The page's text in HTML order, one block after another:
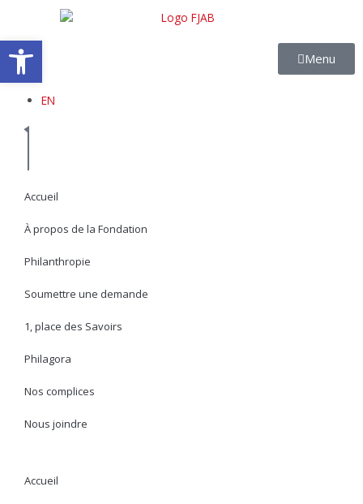
contenu
Menu
EN
Accueil
À propos de la Fondation
Philanthropie
Soumettre une demande
1, place des Savoirs
Philagora
Nos complices
Nous joindre
Accueil
Ouvrir la barre d’outils